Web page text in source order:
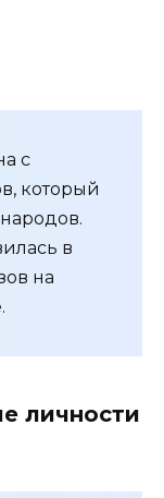
с
который
в
на
личности